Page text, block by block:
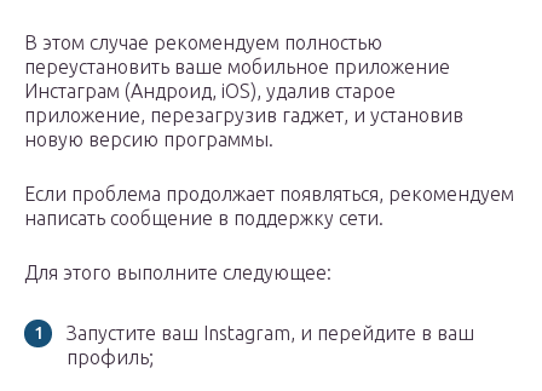
В этом случае рекомендуем полностью
переустановить ваше мобильное приложение
Инстаграм (Андроид, iOS), удалив старое
приложение, перезагрузив гаджет, и установив
новую версию программы.
Если проблема продолжает появляться, рекомендуем
написать сообщение в поддержку сети.
Для этого выполните следующее:
Запустите ваш Instagram, и перейдите в ваш
профиль;